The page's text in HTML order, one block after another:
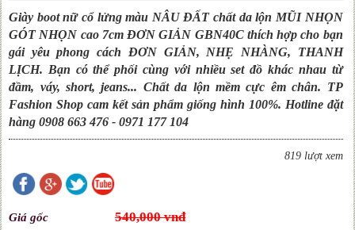
Giày boot nữ cổ lửng màu NÂU ĐẤT chất da lộn MŨI NHỌN
GÓT NHỌN cao 7cm ĐƠN GIẢN GBN40C thích hợp cho bạn
gái yêu phong cách ĐƠN GIẢN, NHẸ NHÀNG, THANH
LỊCH. Bạn có thể phối cùng với nhiều set đồ khác nhau từ
đầm, váy, short, jeans... Chất da lộn mềm cực êm chân. TP
Fashion Shop cam kết sản phẩm giống hình 100%. Hotline đặt
hàng 0908 663 476 - 0971 177 104
819 lượt xem
Giá gốc 540,000 vnđ